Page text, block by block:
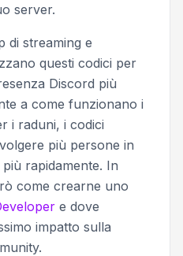
server.
di streaming e
questi codici per
Discord più
a come funzionano i
i raduni, i codici
più persone in
rapidamente. In
come crearne uno
e dove
impatto sulla